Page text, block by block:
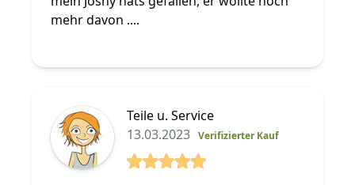
mehr davon ....
Teile u. Service
13.03.2023 Verifizierter Kauf